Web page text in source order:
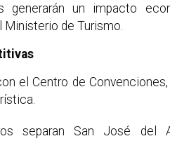
generarán un impacto
de Turismo.
el Centro de
separan San José del